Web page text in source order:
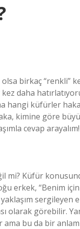
birkaç “renkli”
daha
hangi küfürler
kimine göre
cevap arayalım!
mi? Küfür
erkek, “Benim
olarak görebilir.
bu da bir anlam